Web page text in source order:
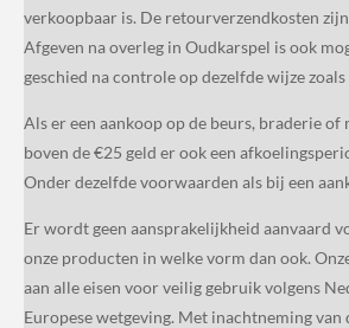
verkoopbaar is. De retourverzendkosten
Afgeven na overleg in Oudkarspel is ook
geschied na controle op dezelfde wijze zoals
Als er een aankoop op de beurs, braderie of
boven de €25 geld er ook een
Onder dezelfde voorwaarden als bij een
Er wordt geen aansprakelijkheid aanvaard
onze producten in welke vorm dan ook.
aan alle eisen voor veilig gebruik volgens
Europese wetgeving. Met inachtneming